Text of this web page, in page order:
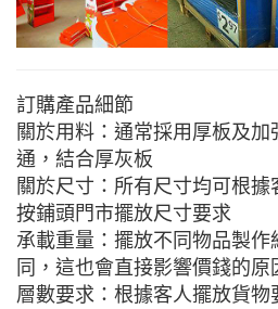
訂購產品細節
關於用料：通常採用厚板及
通，結合厚灰板
關於尺寸：所有尺寸均可根
按鋪頭門市擺放尺寸要求
承載重量：擺放不同物品製作
同，這也會直接影響價錢的原
層數要求：根據客人擺放貨